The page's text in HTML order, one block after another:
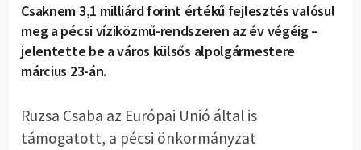
Csaknem 3,1 milliárd forint értékű fejlesztés valósul
meg a pécsi víziközmű-rendszeren az év végéig –
jelentette be a város külsős alpolgármestere
március 23-án.
Ruzsa Csaba az Európai Unió által is
támogatott, a pécsi önkormányzat